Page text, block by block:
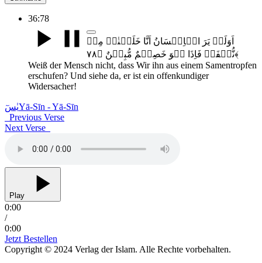
36:78
اَوَلَمۡ یَرَ الۡاِنۡسَانُ اَنَّا خَلَقۡنٰہُ مِنۡ
نُّطۡفَۃٍ فَاِذَا ہُوَ خَصِیۡمٌ مُّبِیۡنٌ ﴿۷۸﴾
Weiß der Mensch nicht, dass Wir ihn aus einem Samentropfen
erschufen? Und siehe da, er ist ein offenkundiger
Widersacher!
یٰسٓYā-Sīn - Yā-Sīn
Previous Verse
Next Verse
Play
0:00
/
0:00
Jetzt Bestellen
Copyright © 2024 Verlag der Islam. Alle Rechte vorbehalten.